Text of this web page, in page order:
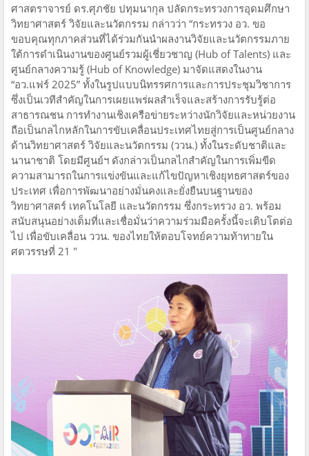
ศาสตราจารย์ ดร.ศุภชัย ปทุมนากุล ปลัดกระทรวงการอุดมศึกษา
วิทยาศาสตร์ วิจัยและนวัตกรรม กล่าวว่า “กระทรวง อว. ขอ
ขอบคุณทุกภาคส่วนที่ได้ร่วมกันนำผลงานวิจัยและนวัตกรรมภาย
ใต้การดำเนินงานของศูนย์รวมผู้เชี่ยวชาญ (Hub of Talents) และ
ศูนย์กลางความรู้ (Hub of Knowledge) มาจัดแสดงในงาน
“อว.แฟร์ 2025” ทั้งในรูปแบบนิทรรศการและการประชุมวิชาการ
ซึ่งเป็นเวทีสำคัญในการเผยแพร่ผลสำเร็จและสร้างการรับรู้ต่อ
สาธารณชน การทำงานเชิงเครือข่ายระหว่างนักวิจัยและหน่วยงาน
ถือเป็นกลไกหลักในการขับเคลื่อนประเทศไทยสู่การเป็นศูนย์กลาง
ด้านวิทยาศาสตร์ วิจัยและนวัตกรรม (ววน.) ทั้งในระดับชาติและ
นานาชาติ โดยมีศูนย์ฯ ดังกล่าวเป็นกลไกสำคัญในการเพิ่มขีด
ความสามารถในการแข่งขันและแก้ไขปัญหาเชิงยุทธศาสตร์ของ
ประเทศ เพื่อการพัฒนาอย่างมั่นคงและยั่งยืนบนฐานของ
วิทยาศาสตร์ เทคโนโลยี และนวัตกรรม ซึ่งกระทรวง อว. พร้อม
สนับสนุนอย่างเต็มที่และเชื่อมั่นว่าความร่วมมือครั้งนี้จะเติบโตต่อ
ไป เพื่อขับเคลื่อน ววน. ของไทยให้ตอบโจทย์ความท้าทายใน
ศตวรรษที่ 21 "